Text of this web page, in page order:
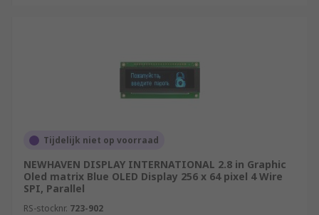
Tijdelijk niet op voorraad
NEWHAVEN DISPLAY INTERNATIONAL 2.8 in Graphic
Oled matrix Blue OLED Display 256 x 64 pixel 4 Wire
SPI, Parallel
RS-stocknr. 723-902